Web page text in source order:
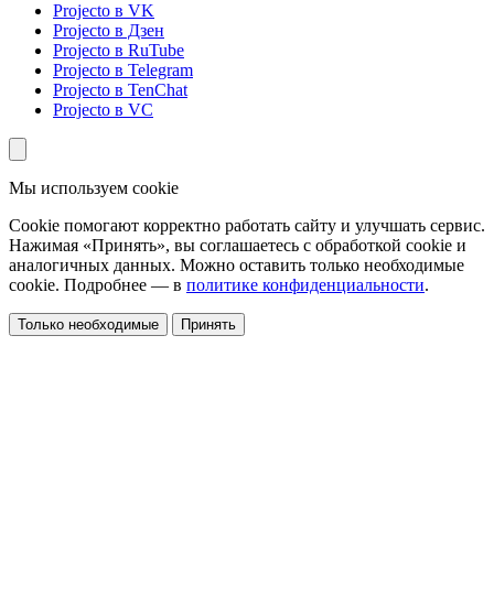
Projecto в VK
Projecto в Дзен
Projecto в RuTube
Projecto в Telegram
Projecto в TenChat
Projecto в VC
Мы используем cookie
Cookie помогают корректно работать сайту и улучшать сервис.
Нажимая «Принять», вы соглашаетесь с обработкой cookie и
аналогичных данных. Можно оставить только необходимые
cookie. Подробнее — в политике конфиденциальности.
Только необходимые Принять